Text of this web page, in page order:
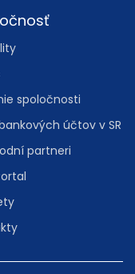
spoločnosti
účtov v SR
partneri